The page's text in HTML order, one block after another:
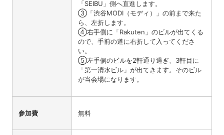
「SEIBU」側へ直進します。
③「渋谷MODI（モディ）」の前まで来た
ら、左折します。
④右手側に「Rakuten」のビルが出てくる
ので、手前の道に右折して入ってくださ
い。
⑤左手側のビルを2軒通り過ぎ、3軒目に
「第一清水ビル」が出てきます。そのビル
が当会場になります。
参加費 無料